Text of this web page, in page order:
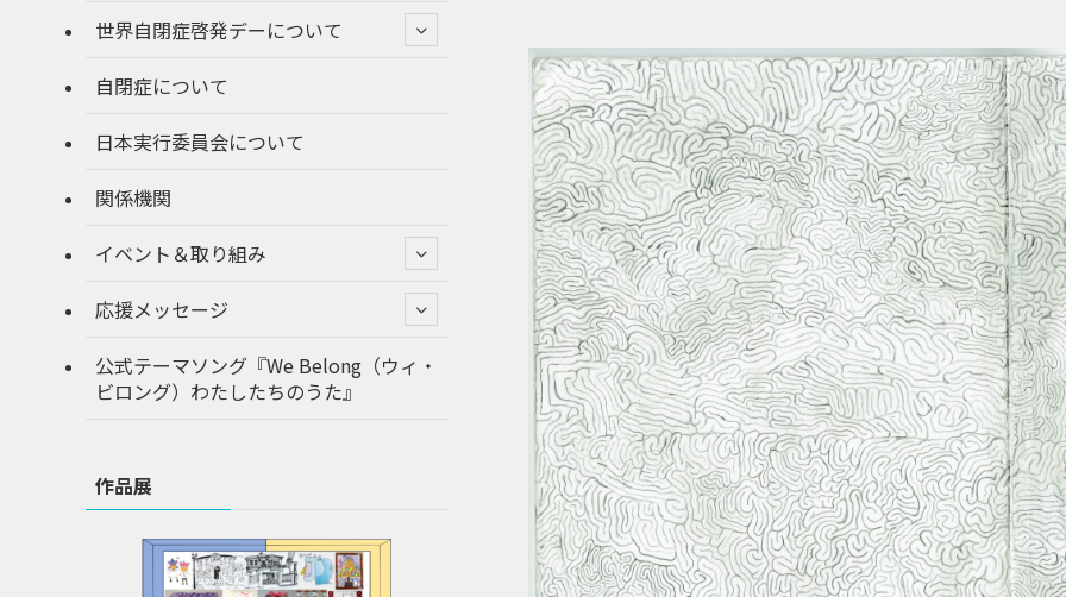
世界自閉症啓発デーについて
自閉症について
日本実行委員会について
関係機関
イベント＆取り組み
応援メッセージ
公式テーマソング『We Belong（ウィ・
ビロング）わたしたちのうた』
作品展